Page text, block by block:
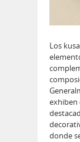
Los
exhiben
donde